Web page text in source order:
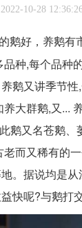
2022-10-28
的鹅好，养鹅有
种,每个品种
鹅又讲季节
大群鹅,又...
鹅又名苍鹅、
而又稀有的
。据说均是
快呢?与鹅打